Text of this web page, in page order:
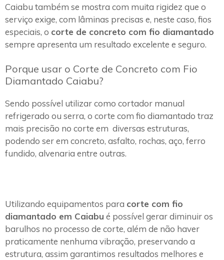
Caiabu também se mostra com muita rigidez que o
serviço exige, com lâminas precisas e, neste caso, fios
especiais, o corte de concreto com fio diamantado
sempre apresenta um resultado excelente e seguro.
Porque usar o Corte de Concreto com Fio
Diamantado Caiabu?
Sendo possível utilizar como cortador manual
refrigerado ou serra, o corte com fio diamantado traz
mais precisão no corte em diversas estruturas,
podendo ser em concreto, asfalto, rochas, aço, ferro
fundido, alvenaria entre outras.
Utilizando equipamentos para corte com fio
diamantado em Caiabu é possível gerar diminuir os
barulhos no processo de corte, além de não haver
praticamente nenhuma vibração, preservando a
estrutura, assim garantimos resultados melhores e